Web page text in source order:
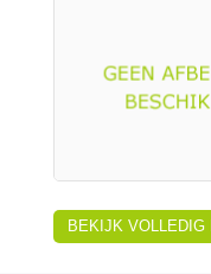
BEKIJK VOLLEDIG